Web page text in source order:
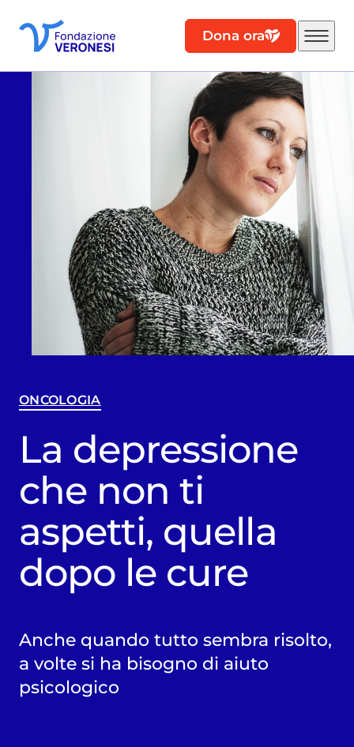
Dona ora
ONCOLOGIA
La depressione
che non ti
aspetti, quella
dopo le cure
Anche quando tutto sembra risolto,
a volte si ha bisogno di aiuto
psicologico